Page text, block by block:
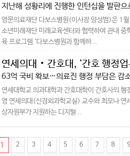
지난해 성황리에 진행한 인턴십을 발판
영문의료재단 다보스병원(이사장 양성범)은 1
소년미래재단 미래교육센터와 협력하여 관내
육 프로그램 ‘다보스병원과 함께하...
연세의대‧간호대, ‘간호 행정업
63억 국비 확보…의료진 행정 부담은 감
연세대학교 의과대학과 간호대학이 간호사의
영 연세의대(신경외과학교실) 교수와 최모나
상자원부가 지원하는 디지털...
1 2 3 4 5 6 7 8 9